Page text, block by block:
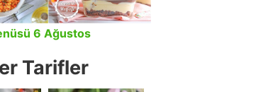
6 Ağustos
Tarifler